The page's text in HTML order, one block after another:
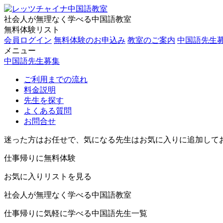
社会人が無理なく学べる中国語教室
無料体験リスト
会員ログイン 無料体験のお申込み 教室のご案内 中国語先生
メニュー
中国語先生募集
ご利用までの流れ
料金説明
先生を探す
よくある質問
お問合せ
迷った方はお任せで、気になる先生はお気に入りに追加して
仕事帰りに無料体験
お気に入りリストを見る
社会人が無理なく学べる中国語教室
仕事帰りに気軽に学べる中国語先生一覧